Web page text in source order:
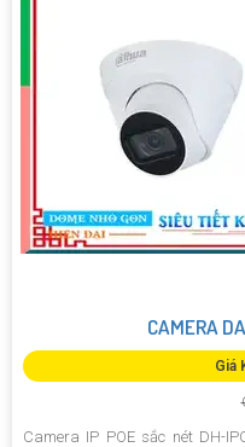
CAMERA
Giá
Camera IP POE sắc nét DH-